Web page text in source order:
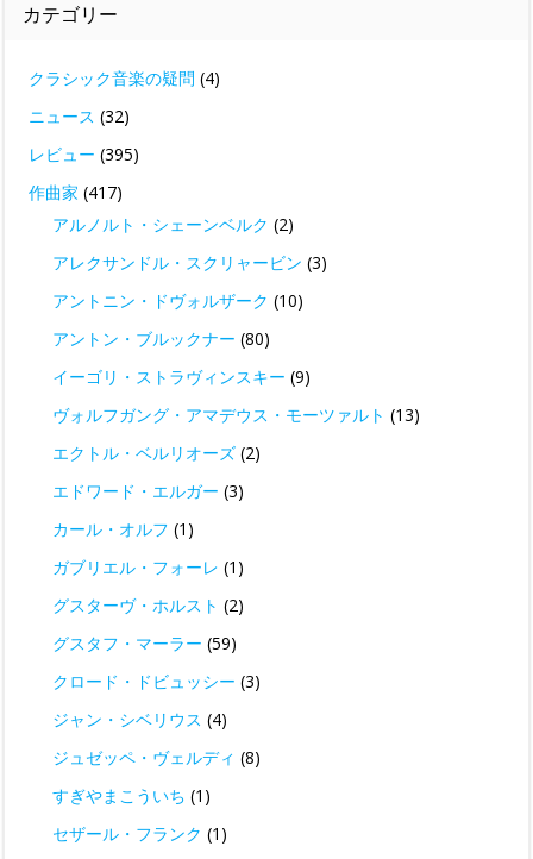
カテゴリー
クラシック音楽の疑問 (4)
ニュース (32)
レビュー (395)
作曲家 (417)
アルノルト・シェーンベルク (2)
アレクサンドル・スクリャービン (3)
アントニン・ドヴォルザーク (10)
アントン・ブルックナー (80)
イーゴリ・ストラヴィンスキー (9)
ヴォルフガング・アマデウス・モーツァルト (13)
エクトル・ベルリオーズ (2)
エドワード・エルガー (3)
カール・オルフ (1)
ガブリエル・フォーレ (1)
グスターヴ・ホルスト (2)
グスタフ・マーラー (59)
クロード・ドビュッシー (3)
ジャン・シベリウス (4)
ジュゼッペ・ヴェルディ (8)
すぎやまこういち (1)
セザール・フランク (1)